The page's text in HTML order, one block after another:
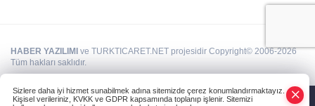
HABER YAZILIMI ve TURKTICARET.NET projesidir Copyright© 2006-2026
Tüm hakları saklıdır.
Sizlere daha iyi hizmet sunabilmek adına sitemizde çerez konumlandırmaktayız.
Kişisel verileriniz, KVKK ve GDPR kapsamında toplanıp işlenir. Sitemizi